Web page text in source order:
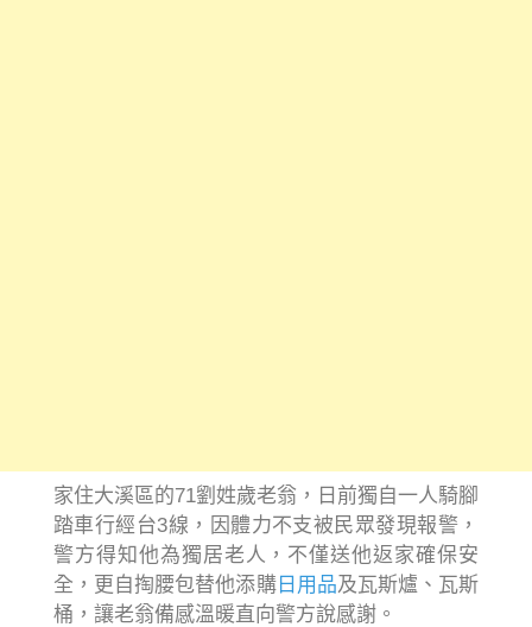
家住大溪區的71劉姓歲老翁，日前獨自一人騎腳
踏車行經台3線，因體力不支被民眾發現報警，
警方得知他為獨居老人，不僅送他返家確保安
全，更自掏腰包替他添購日用品及瓦斯爐、瓦斯
桶，讓老翁備感溫暖直向警方說感謝。